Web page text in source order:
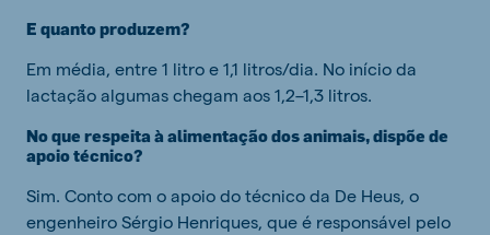
E quanto produzem?
Em média, entre 1 litro e 1,1 litros/dia. No início da
lactação algumas chegam aos 1,2–1,3 litros.
No que respeita à alimentação dos animais, dispõe de
apoio técnico?
Sim. Conto com o apoio do técnico da De Heus, o
engenheiro Sérgio Henriques, que é responsável pelo